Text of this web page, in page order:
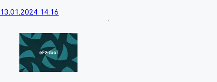
13.01.2024 14:16